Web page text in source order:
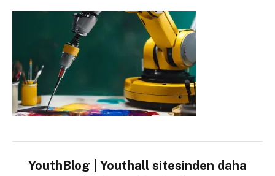
YouthBlog | Youthall sitesinden daha